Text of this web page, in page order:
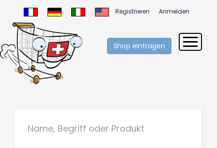
Registrieren Anmelden
Shop eintragen